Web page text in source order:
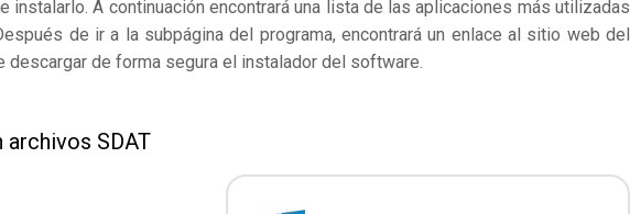
instalarlo. A continuación encontrará una lista de las aplicaciones más utilizadas
de ir a la subpágina del programa, encontrará un enlace al sitio web del
descargar de forma segura el instalador del software.
archivos SDAT